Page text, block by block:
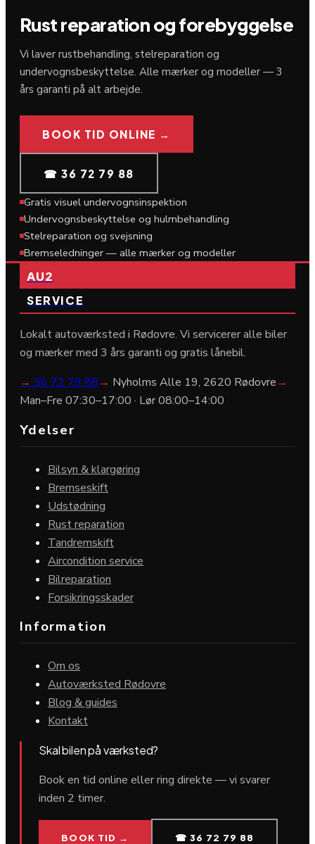
Rust reparation og forebyggelse
Vi laver rustbehandling, stelreparation og
undervognsbeskyttelse. Alle mærker og modeller — 3
års garanti på alt arbejde.
BOOK TID ONLINE →
☎ 36 72 79 88
Gratis visuel undervognsinspektion
Undervognsbeskyttelse og hulmbehandling
Stelreparation og svejsning
Bremseledninger — alle mærker og modeller
AU2
SERVICE
Lokalt autoværksted i Rødovre. Vi servicerer alle biler
og mærker med 3 års garanti og gratis lånebil.
→ 36 72 79 88→ Nyholms Alle 19, 2620 Rødovre→
Man–Fre 07:30–17:00 · Lør 08:00–14:00
Ydelser
Bilsyn & klargøring
Bremseskift
Udstødning
Rust reparation
Tandremskift
Aircondition service
Bilreparation
Forsikringsskader
Information
Om os
Autoværksted Rødovre
Blog & guides
Kontakt
Skal bilen på værksted?
Book en tid online eller ring direkte — vi svarer
inden 2 timer.
BOOK TID → ☎ 36 72 79 88